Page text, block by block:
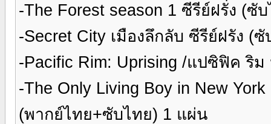
-The Forest season 1 ซีรีย์ฝรั่ง (ซั
-Secret City เมืองลึกลับ ซีรีย์ฝรัง (
-Pacific Rim: Uprising /แปซิฟิค ริ
-The Only Living Boy in New
(พากย์ไทย+ซับไทย) 1 แผ่น